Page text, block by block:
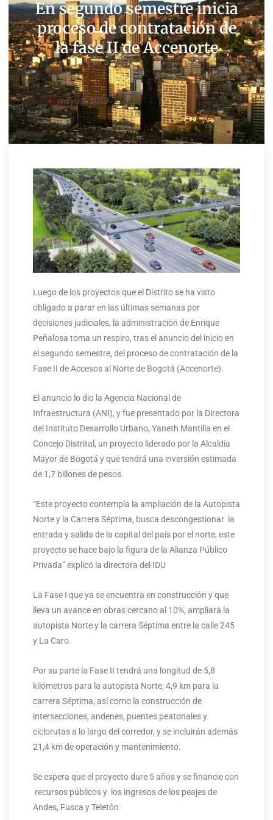
En segundo semestre inicia
proceso de contratación de
la fase II de Accenorte
mayo 9, 2019
Luego de los proyectos que el Distrito se ha visto
obligado a parar en las últimas semanas por
decisiones judiciales, la administración de Enrique
Peñalosa toma un respiro, tras el anuncio del inicio en
el segundo semestre, del proceso de contratación de la
Fase II de Accesos al Norte de Bogotá (Accenorte).
El anuncio lo dio la Agencia Nacional de
Infraestructura (ANI), y fue presentado por la Directora
del Instituto Desarrollo Urbano, Yaneth Mantilla en el
Concejo Distrital, un proyecto liderado por la Alcaldía
Mayor de Bogotá y que tendrá una inversión estimada
de 1,7 billones de pesos.
“Este proyecto contempla la ampliación de la Autopista
Norte y la Carrera Séptima, busca descongestionar la
entrada y salida de la capital del país por el norte, este
proyecto se hace bajo la figura de la Alianza Público
Privada” explicó la directora del IDU
La Fase I que ya se encuentra en construcción y que
lleva un avance en obras cercano al 10%, ampliará la
autopista Norte y la carrera Séptima entre la calle 245
y La Caro.
Por su parte la Fase II tendrá una longitud de 5,8
kilómetros para la autopista Norte, 4,9 km para la
carrera Séptima, así como la construcción de
intersecciones, andenes, puentes peatonales y
ciclorutas a lo largo del corredor, y se incluirán además
21,4 km de operación y mantenimiento.
Se espera que el proyecto dure 5 años y se financie con
recursos públicos y los ingresos de los peajes de
Andes, Fusca y Teletón.